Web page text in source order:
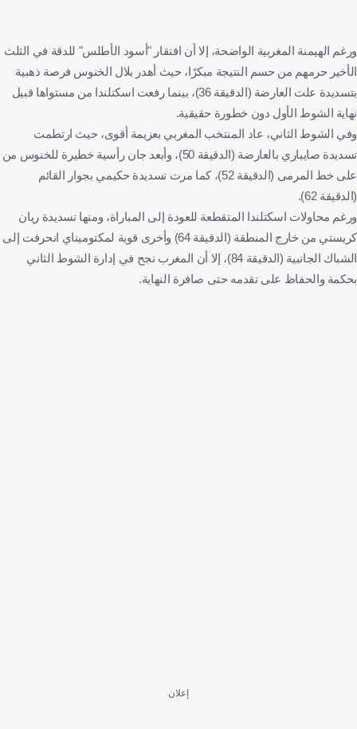
ورغم الهيمنة المغربية الواضحة، إلا أن افتقار "أسود الأطلس" للدقة في الثلث
الأخير حرمهم من حسم النتيجة مبكرًا، حيث أهدر بلال الخنوس فرصة ذهبية
بتسديدة علت العارضة (الدقيقة 36)، بينما رفعت اسكتلندا من مستواها قبيل
نهاية الشوط الأول دون خطورة حقيقية.
وفي الشوط الثاني، عاد المنتخب المغربي بعزيمة أقوى، حيث ارتطمت
تسديدة صايباري بالعارضة (الدقيقة 50)، وأبعد جان رأسية خطيرة للخنوس من
على خط المرمى (الدقيقة 52)، كما مرت تسديدة حكيمي بجوار القائم
(الدقيقة 62).
ورغم محاولات اسكتلندا المتقطعة للعودة إلى المباراة، ومنها تسديدة ريان
كريستي من خارج المنطقة (الدقيقة 64) وأخرى قوية لمكتوميناي انحرفت إلى
الشباك الجانبية (الدقيقة 84)، إلا أن المغرب نجح في إدارة الشوط الثاني
بحكمة والحفاظ على تقدمه حتى صافرة النهاية.
إعلان